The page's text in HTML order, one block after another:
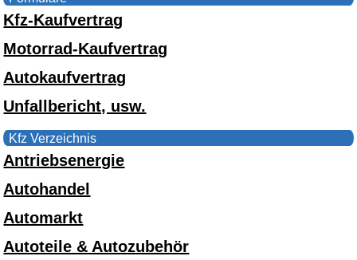
Kfz-Kaufvertrag
Motorrad-Kaufvertrag
Autokaufvertrag
Unfallbericht, usw.
Kfz Verzeichnis
Antriebsenergie
Autohandel
Automarkt
Autoteile & Autozubehör